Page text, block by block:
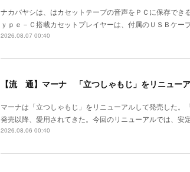
ナカバヤシは、はカセットテープの音声をＰＣに保存で
ｙｐｅ－Ｃ搭載カセットプレイヤーは、付属のＵＳＢケ
2026.08.07 00:40
【流 通】マーナ 「立つしゃもじ」をリニュー
マーナは「立つしゃもじ」をリニューアルして発売した
発売以降、愛用されてきた。今回のリニューアルでは、
2026.08.06 00:40